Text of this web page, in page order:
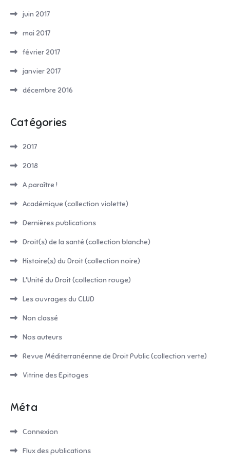
juin 2017
mai 2017
février 2017
janvier 2017
décembre 2016
Catégories
2017
2018
A paraître !
Académique (collection violette)
Dernières publications
Droit(s) de la santé (collection blanche)
Histoire(s) du Droit (collection noire)
L'Unité du Droit (collection rouge)
Les ouvrages du CLUD
Non classé
Nos auteurs
Revue Méditerranéenne de Droit Public (collection verte)
Vitrine des Epitoges
Méta
Connexion
Flux des publications